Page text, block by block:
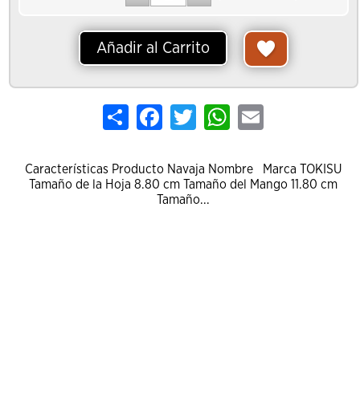
Añadir al Carrito
Share FacebookTwitter WhatsApp
Características Producto Navaja Nombre Marca TOKISU
Tamaño de la Hoja 8.80 cm Tamaño del Mango 11.80 cm
Tamaño...